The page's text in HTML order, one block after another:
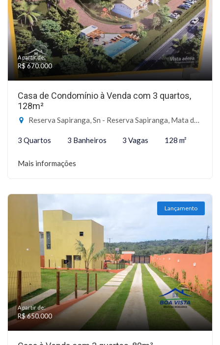
A partir de:
R$ 670.000
Casa de Condomínio à Venda com 3 quartos,
128m²
Reserva Sapiranga, Sn - Reserva Sapiranga, Mata de São João-BA
3 Quartos 3 Banheiros 3 Vagas 128 m²
Mais informações
Lançamento
A partir de:
R$ 650.000